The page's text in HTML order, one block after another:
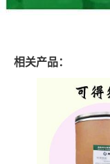
相关产品：